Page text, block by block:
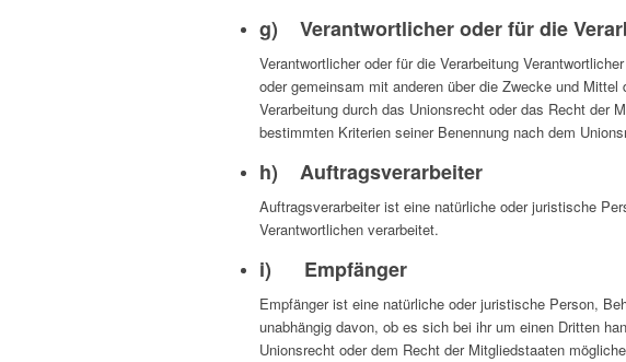
g) Verantwortlicher oder für die
Verantwortlicher oder für die Verarbeitung
oder gemeinsam mit anderen über die Zwecke und
Verarbeitung durch das Unionsrecht oder das Recht der
bestimmten Kriterien seiner Benennung nach dem
h) Auftragsverarbeiter
Auftragsverarbeiter ist eine natürliche oder juristische
Verantwortlichen verarbeitet.
i) Empfänger
Empfänger ist eine natürliche oder juristische Person,
unabhängig davon, ob es sich bei ihr um einen Dritten
Unionsrecht oder dem Recht der Mitgliedstaaten